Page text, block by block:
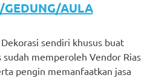
AULA
sendiri khusus buat
memperoleh Vendor Rias
pengin memanfaatkan jasa